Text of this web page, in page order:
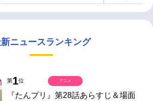
ニュースランキング
第1位
『たんプリ』第28話あらすじ＆場面
アニメ